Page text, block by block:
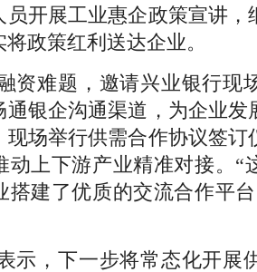
员开展工业惠企政策宣讲
政策红利送达企业。
资难题，邀请兴业银行现
通银企沟通渠道，为企业发
现场举行供需合作协议签订
动上下游产业精准对接。“
搭建了优质的交流合作平
示，下一步将常态化开展